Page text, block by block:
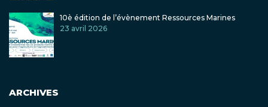
10è édition de l’évènement Ressources Marines
23 avril 2026
ARCHIVES